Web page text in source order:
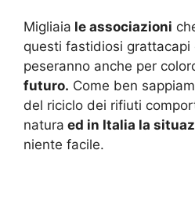
Migliaia le associazioni
questi fastidiosi grattacapi
peseranno anche per
futuro. Come ben
del riciclo dei rifiuti
natura ed in Italia la
niente facile.